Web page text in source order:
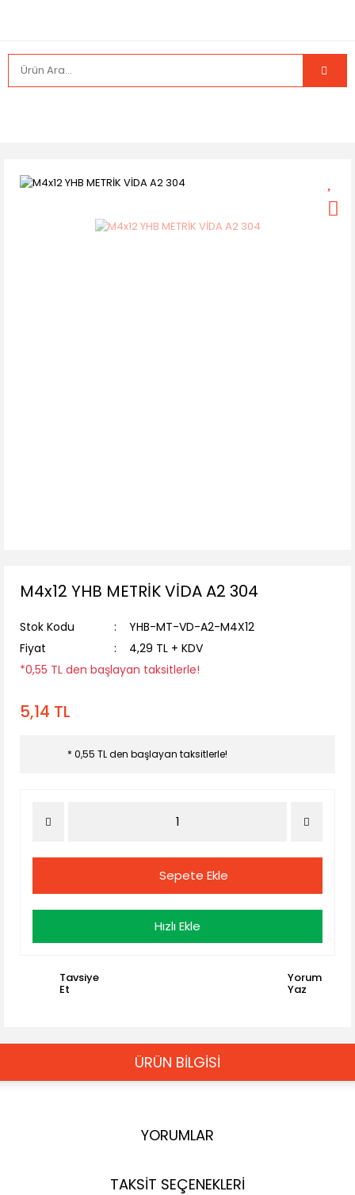
M4x12 YHB METRİK VİDA A2 304
Stok Kodu
YHB-MT-VD-A2-M4X12
Fiyat
4,29 TL + KDV
*0,55 TL den başlayan taksitlerle!
5,14 TL
* 0,55 TL den başlayan taksitlerle!
Sepete Ekle
Hızlı Ekle
Tavsiye
Et
Yorum
Yaz
ÜRÜN BİLGİSİ
YORUMLAR
TAKSİT SEÇENEKLERİ